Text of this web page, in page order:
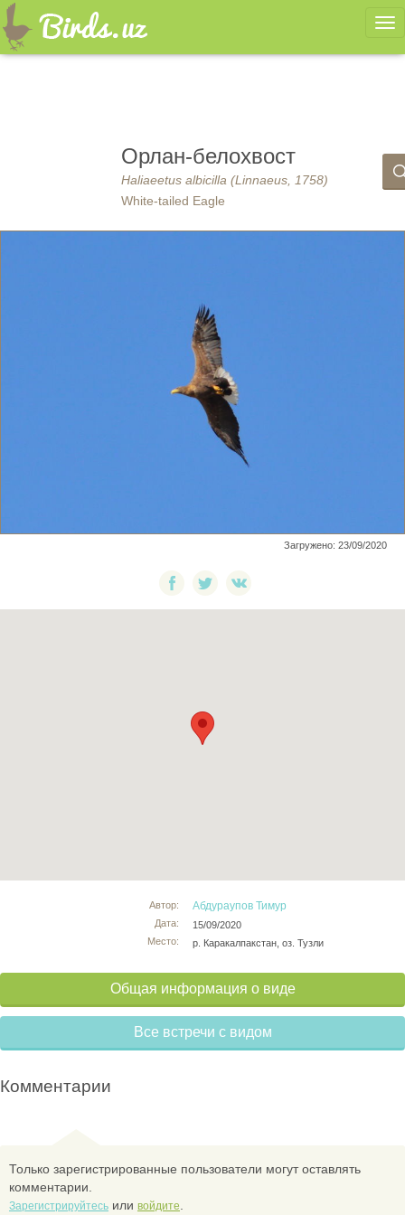
Орлан-белохвост
Haliaeetus albicilla (Linnaeus, 1758)
White-tailed Eagle
Загружено: 23/09/2020
Автор:
Дата:
Место:
Абдураупов Тимур
15/09/2020
р. Каракалпакстан, оз. Тузли
Общая информация о виде
Все встречи с видом
Комментарии
Только зарегистрированные пользователи могут оставлять
комментарии.
Зарегистрируйтесь или войдите